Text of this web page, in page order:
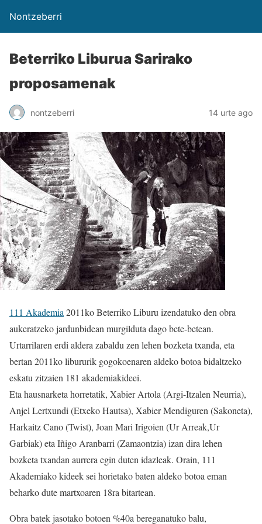
Nontzeberri
Beterriko Liburua Sarirako
proposamenak
nontzeberri 14 urte ago
111 Akademia 2011ko Beterriko Liburu izendatuko den obra
aukeratzeko jardunbidean murgilduta dago bete-betean.
Urtarrilaren erdi aldera zabaldu zen lehen bozketa txanda, eta
bertan 2011ko libururik gogokoenaren aldeko botoa bidaltzeko
eskatu zitzaien 181 akademiakideei.
Eta hausnarketa horretatik, Xabier Artola (Argi-Itzalen Neurria),
Anjel Lertxundi (Etxeko Hautsa), Xabier Mendiguren (Sakoneta),
Harkaitz Cano (Twist), Joan Mari Irigoien (Ur Arreak,Ur
Garbiak) eta Iñigo Aranbarri (Zamaontzia) izan dira lehen
bozketa txandan aurrera egin duten idazleak. Orain, 111
Akademiako kideek sei horietako baten aldeko botoa eman
beharko dute martxoaren 18ra bitartean.
Obra batek jasotako botoen %40a bereganatuko balu,